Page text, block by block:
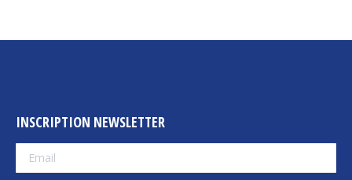
INSCRIPTION NEWSLETTER